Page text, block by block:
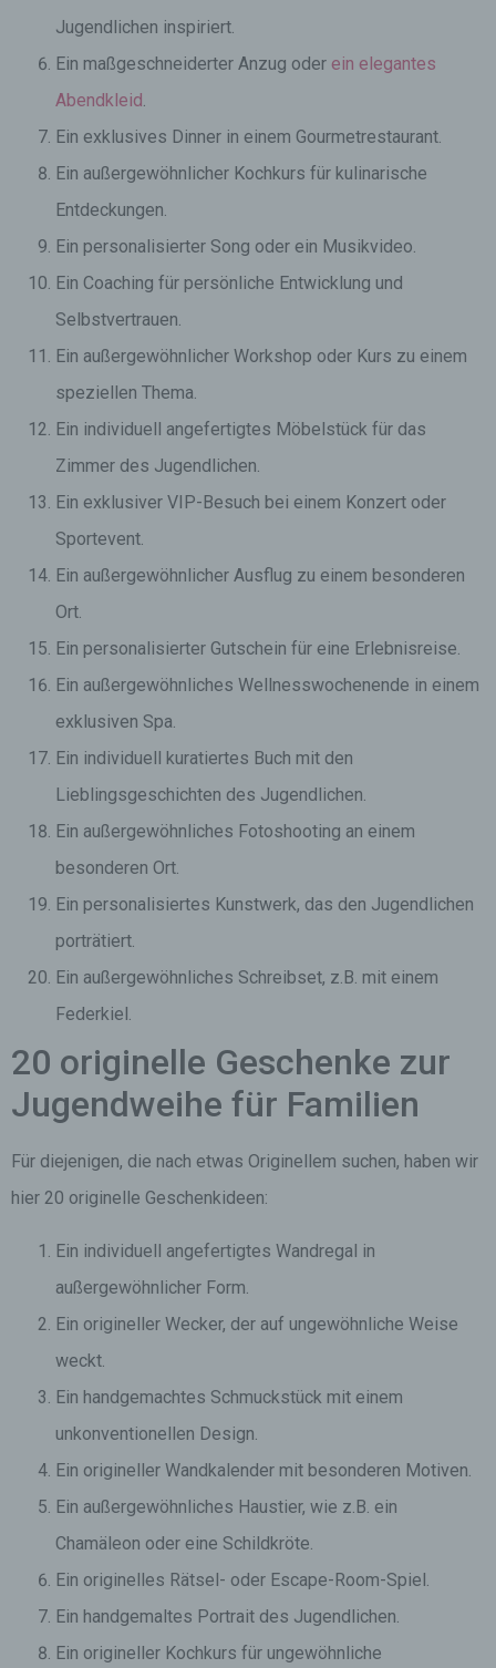
Jugendlichen inspiriert.
Ein maßgeschneiderter Anzug oder ein elegantes
Abendkleid.
Ein exklusives Dinner in einem Gourmetrestaurant.
Ein außergewöhnlicher Kochkurs für kulinarische
Entdeckungen.
Ein personalisierter Song oder ein Musikvideo.
Ein Coaching für persönliche Entwicklung und
Selbstvertrauen.
Ein außergewöhnlicher Workshop oder Kurs zu einem
speziellen Thema.
Ein individuell angefertigtes Möbelstück für das
Zimmer des Jugendlichen.
Ein exklusiver VIP-Besuch bei einem Konzert oder
Sportevent.
Ein außergewöhnlicher Ausflug zu einem besonderen
Ort.
Ein personalisierter Gutschein für eine Erlebnisreise.
Ein außergewöhnliches Wellnesswochenende in einem
exklusiven Spa.
Ein individuell kuratiertes Buch mit den
Lieblingsgeschichten des Jugendlichen.
Ein außergewöhnliches Fotoshooting an einem
besonderen Ort.
Ein personalisiertes Kunstwerk, das den Jugendlichen
porträtiert.
Ein außergewöhnliches Schreibset, z.B. mit einem
Federkiel.
20 originelle Geschenke zur
Jugendweihe für Familien
Für diejenigen, die nach etwas Originellem suchen, haben wir
hier 20 originelle Geschenkideen:
Ein individuell angefertigtes Wandregal in
außergewöhnlicher Form.
Ein origineller Wecker, der auf ungewöhnliche Weise
weckt.
Ein handgemachtes Schmuckstück mit einem
unkonventionellen Design.
Ein origineller Wandkalender mit besonderen Motiven.
Ein außergewöhnliches Haustier, wie z.B. ein
Chamäleon oder eine Schildkröte.
Ein originelles Rätsel- oder Escape-Room-Spiel.
Ein handgemaltes Portrait des Jugendlichen.
Ein origineller Kochkurs für ungewöhnliche